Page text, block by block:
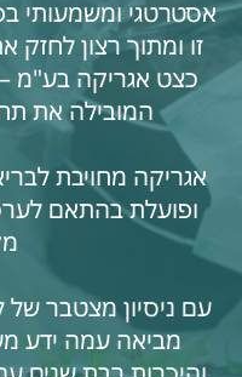
קוטלי עשבים
קוטלי חרקים
דישון עלוותי
אסטרטגי ומשמעותי
זו ומתוך רצון לחזק
כצט אגריקה בע"מ
המובילה את
אגריקה מחויבת
ופועלת בהתאם
מביאה עמה ידע